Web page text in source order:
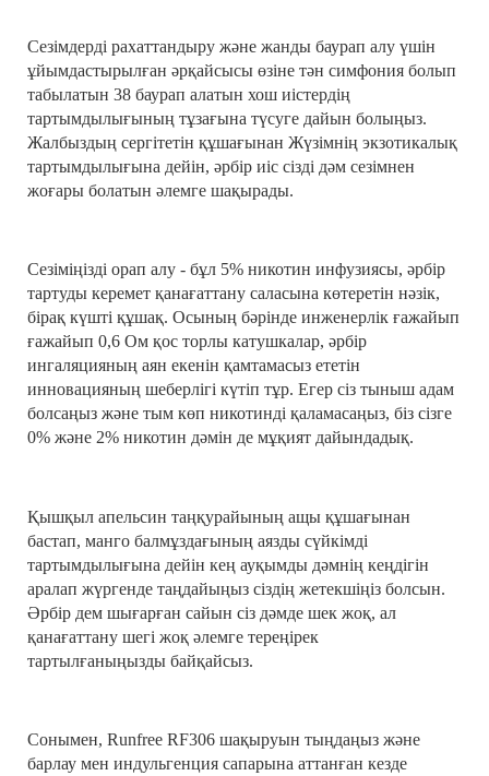
Сезімдерді рахаттандыру және жанды баурап алу үшін
ұйымдастырылған әрқайсысы өзіне тән симфония болып
табылатын 38 баурап алатын хош иістердің
тартымдылығының тұзағына түсуге дайын болыңыз.
Жалбыздың сергітетін құшағынан Жүзімнің экзотикалық
тартымдылығына дейін, әрбір иіс сізді дәм сезімнен
жоғары болатын әлемге шақырады.
Сезіміңізді орап алу - бұл 5% никотин инфузиясы, әрбір
тартуды керемет қанағаттану саласына көтеретін нәзік,
бірақ күшті құшақ. Осының бәрінде инженерлік ғажайып
ғажайып 0,6 Ом қос торлы катушкалар, әрбір
ингаляцияның аян екенін қамтамасыз ететін
инновацияның шеберлігі күтіп тұр. Егер сіз тыныш адам
болсаңыз және тым көп никотинді қаламасаңыз, біз сізге
0% және 2% никотин дәмін де мұқият дайындадық.
Қышқыл апельсин таңқурайының ащы құшағынан
бастап, манго балмұздағының аязды сүйкімді
тартымдылығына дейін кең ауқымды дәмнің кеңдігін
аралап жүргенде таңдайыңыз сіздің жетекшіңіз болсын.
Әрбір дем шығарған сайын сіз дәмде шек жоқ, ал
қанағаттану шегі жоқ әлемге тереңірек
тартылғаныңызды байқайсыз.
Сонымен, Runfree RF306 шақыруын тыңдаңыз және
барлау мен индульгенция сапарына аттанған кезде